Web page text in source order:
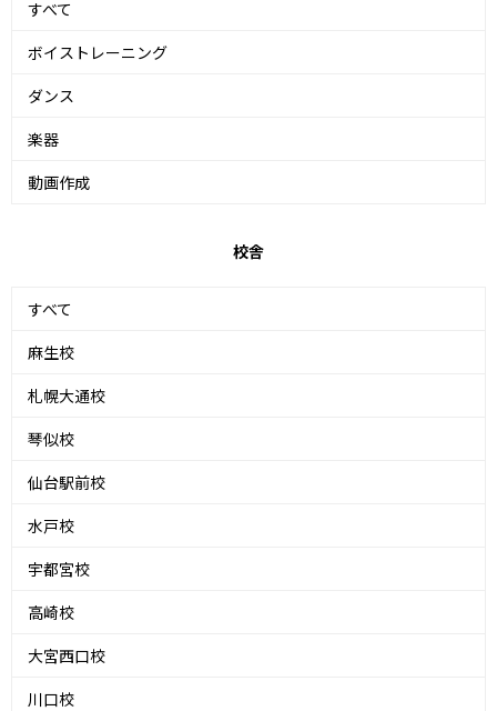
すべて
ボイストレーニング
ダンス
楽器
動画作成
校舎
すべて
麻生校
札幌大通校
琴似校
仙台駅前校
水戸校
宇都宮校
高崎校
大宮西口校
川口校